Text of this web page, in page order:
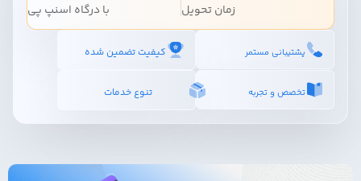
زمان تحویل با درگاه اسنپ پی
پشتیبانی مستمر کیفیت تضمین شده
تخصص و تجربه تنوع خدمات